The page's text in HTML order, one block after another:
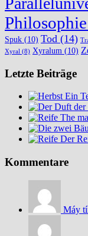
Philosophie
Spuk (10) Tod (14)
Xyral (8) Xyralum (10)
Letzte Beiträge
Ein
The
Der
Kommentare
Máy